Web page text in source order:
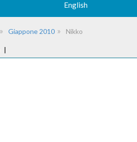
English
Giappone 2010 Nikko
|